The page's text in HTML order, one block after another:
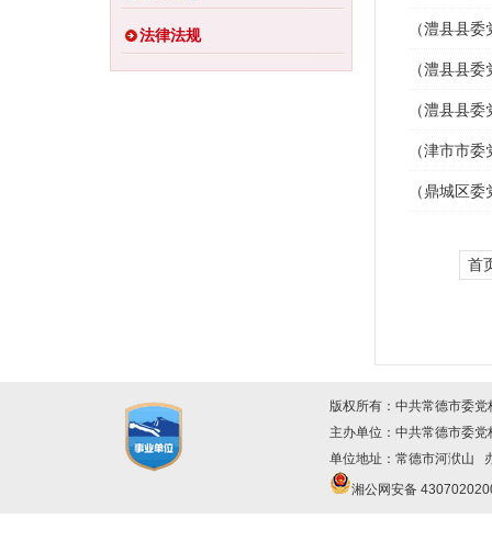
法律法规 （澧县县
（澧县县
（澧县县
（津市市
（鼎城区
首
版权所有：中共常德市委
主办单位：中共常德市
单位地址：常德市河洑山
湘公网安备